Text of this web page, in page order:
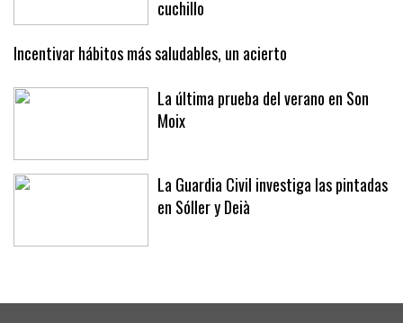
pagar y vuelve al día siguiente con un
cuchillo
Incentivar hábitos más saludables, un acierto
La última prueba del verano en Son
La Guardia Civil investiga las pintadas